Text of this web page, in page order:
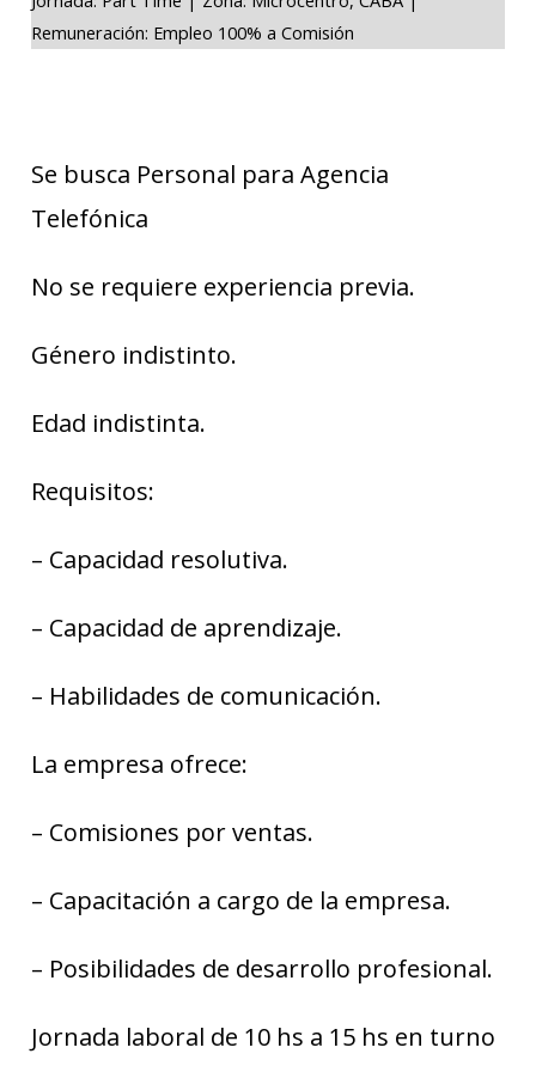
Remuneración: Empleo 100% a Comisión
Se busca Personal para Agencia
Telefónica
No se requiere experiencia previa.
Género indistinto.
Edad indistinta.
Requisitos:
– Capacidad resolutiva.
– Capacidad de aprendizaje.
– Habilidades de comunicación.
La empresa ofrece:
– Comisiones por ventas.
– Capacitación a cargo de la empresa.
– Posibilidades de desarrollo profesional.
Jornada laboral de 10 hs a 15 hs en turno